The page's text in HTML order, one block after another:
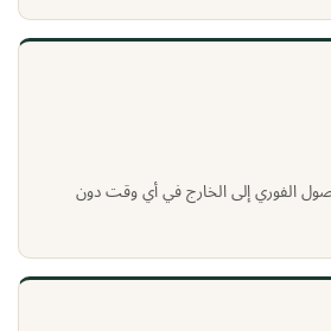
الفوري إلى الخارج في أي وقت دون